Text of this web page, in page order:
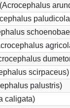
scirpaceus)
palustris)
caligata)